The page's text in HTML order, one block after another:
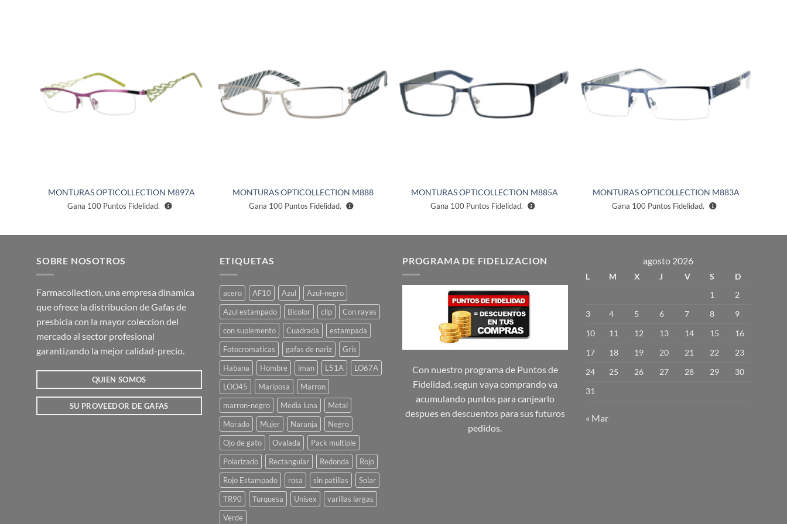
MONTURAS OPTICOLLECTION M897A
Gana 100 Puntos Fidelidad.
MONTURAS OPTICOLLECTION M888
Gana 100 Puntos Fidelidad.
MONTURAS OPTICOLLECTION M885A
Gana 100 Puntos Fidelidad.
MONTURAS OPTICOLLECTION M883A
Gana 100 Puntos Fidelidad.
SOBRE NOSOTROS
Farmacollection, una empresa dinamica
que ofrece la distribucion de Gafas de
presbicia con la mayor coleccion del
mercado al sector profesional
garantizando la mejor calidad-precio.
QUIEN SOMOS
SU PROVEEDOR DE GAFAS
ETIQUETAS
acero AF10 Azul
Azul-negro
Azul estampado
Bicolor clip
Con rayas
con suplemento
Cuadrada
estampada
Fotocromaticas
gafas de nariz
Gris
Habana
Hombre iman L51A
LO67A
LOO45
Mariposa
Marron
marron-negro
Media luna
Metal
Morado
Mujer Naranja
Negro
Ojo de gato
Ovalada
Pack multiple
Polarizado
Rectangular Redonda
Rojo
Rojo Estampado
rosa sin patillas
Solar
TR90
Turquesa Unisex
varillas largas
Verde
PROGRAMA DE FIDELIZACION
Con nuestro programa de Puntos de
Fidelidad, segun vaya comprando va
acumulando puntos para canjearlo
despues en descuentos para sus futuros
pedidos.
agosto 2026
L M X J V S
D
1
2
3
4 5 6 7 8
9
10
11 12 13 14 15
16
17
18 19 20 21 22
23
24
25 26 27 28 29
30
31
« Mar